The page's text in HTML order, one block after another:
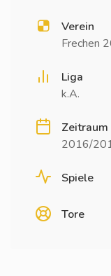
Verein
Frechen
Liga
k.A.
Zeitraum
2016/
Spiele
Tore